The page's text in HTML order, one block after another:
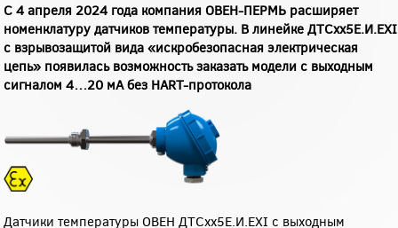
С 4 апреля 2024 года компания ОВЕН-ПЕРМЬ расширяет
номенклатуру датчиков температуры. В линейке ДТСхх5Е.И.EXI
с взрывозащитой вида «искробезопасная электрическая
цепь» появилась возможность заказать модели с выходным
сигналом 4…20 мА без HART-протокола
Датчики температуры ОВЕН ДТСхх5Е.И.EXI с выходным